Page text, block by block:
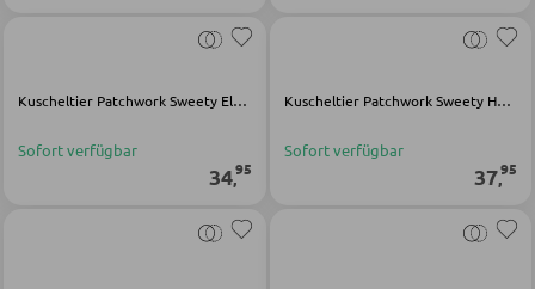
Standspiegel
Schmink- und Kosmetikspiegel
Kuscheltier Patchwork Sweety Elefant blau Polyester
Sofort verfügbar
34,95
Kuscheltier Patchwork Sweety Hund bunt Polyester
Sofort verfügbar
37,95